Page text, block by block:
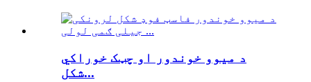
د میوو خوندور او چټک خوراکي
شکل...